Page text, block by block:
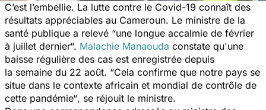
C’est l’embellie. La lutte contre le Covid-19 connaît des
résultats appréciables au Cameroun. Le ministre de la
santé publique a relevé “une longue accalmie de février
à juillet dernier“. Malachie Manaouda constate qu'une
baisse régulière des cas est enregistrée depuis
la semaine du 22 août. “Cela confirme que notre pays se
situe dans le contexte africain et mondial de contrôle de
cette pandémie“, se réjouit le ministre.